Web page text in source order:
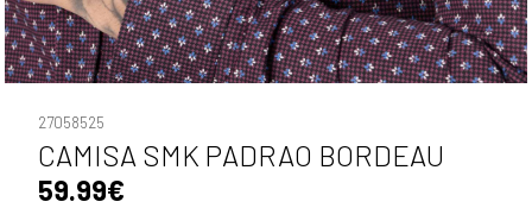
27058525
CAMISA SMK PADRAO BORDEAU
59.99€